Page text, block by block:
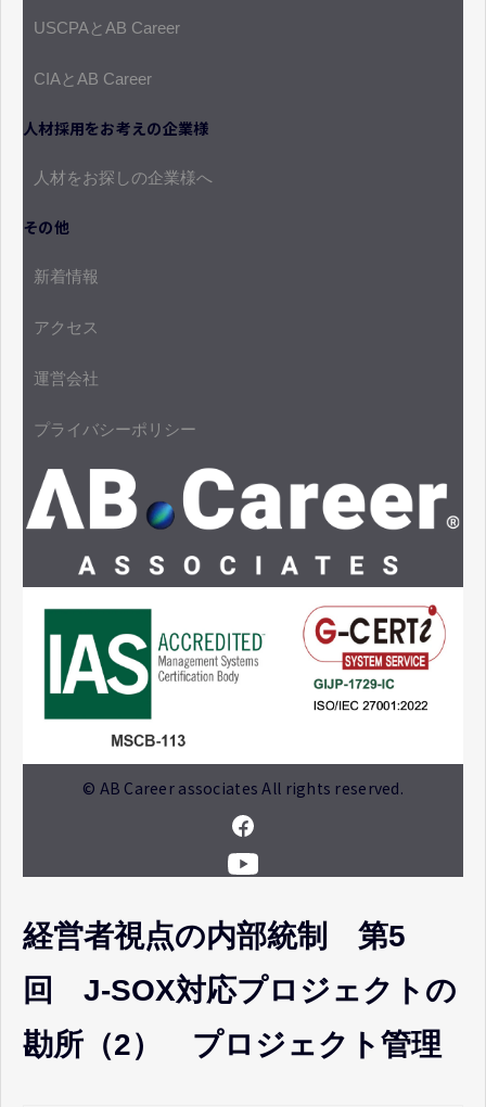
USCPAとAB Career
CIAとAB Career
人材採用をお考えの企業様
人材をお探しの企業様へ
その他
新着情報
アクセス
運営会社
プライバシーポリシー
© AB Career associates All rights reserved.
経営者視点の内部統制 第5
回 J-SOX対応プロジェクトの
勘所（2） プロジェクト管理